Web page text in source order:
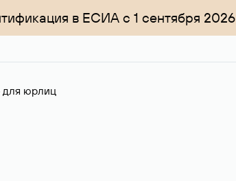
в ЕСИА с 1 сентября 2026
для юрлиц